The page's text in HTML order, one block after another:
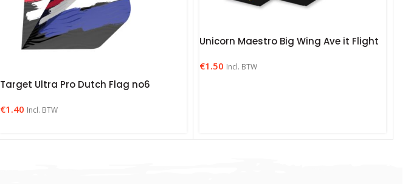
Target Ultra Pro Dutch Flag no6
€1.40 Incl. BTW
Unicorn Maestro Big Wing Ave it Flight
€1.50 Incl. BTW